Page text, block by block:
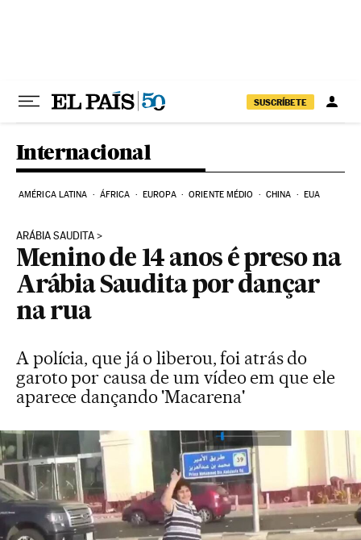
SUSCRÍBETE
Internacional
AMÉRICA LATINA ÁFRICA EUROPA ORIENTE MÉDIO CHINA EUA
ARÁBIA SAUDITA
Menino de 14 anos é preso na
Arábia Saudita por dançar
na rua
A polícia, que já o liberou, foi atrás do
garoto por causa de um vídeo em que ele
aparece dançando 'Macarena'